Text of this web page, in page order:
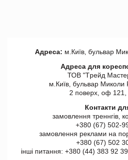
Адреса: м.Київ, бульвар
Адреса для
ТОВ "Tрейд
м.Київ, бульвар Миколи
2 поверх, оф
Контакти
замовлення треннгів,
+380 (67) 502-
замовлення реклами на
+380 (67) 502
інші питання: +380 (44) 383 92